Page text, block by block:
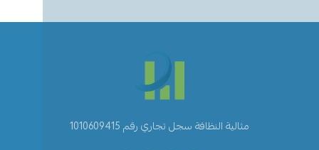
مثالية النظافة سجل تجاري رقم 1010609415